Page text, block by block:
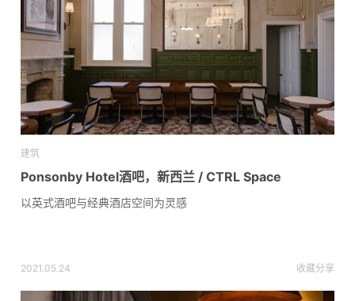
建筑
Ponsonby Hotel酒吧，新西兰 / CTRL Space
以英式酒吧与经典酒店空间为灵感
2021.05.24 收藏分享